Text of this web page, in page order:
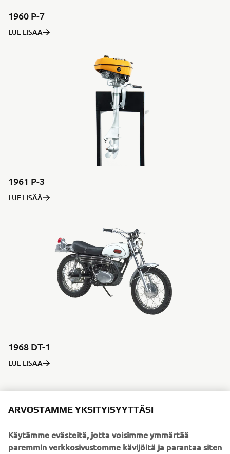
1960 P-7
LUE LISÄÄ
1961 P-3
LUE LISÄÄ
1968 DT-1
LUE LISÄÄ
ARVOSTAMME YKSITYISYYTTÄSI
Käytämme evästeitä, jotta voisimme ymmärtää
paremmin verkkosivustomme kävijöitä ja parantaa siten